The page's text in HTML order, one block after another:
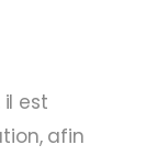
est
afin